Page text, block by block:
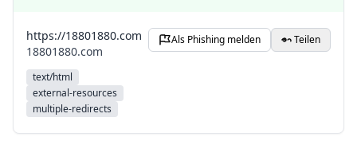
https://18801880.com
18801880.com
text/html
external-resources
multiple-redirects
Als Phishing melden Teilen